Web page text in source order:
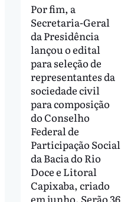
Por fim, a
Secretaria-Geral
da Presidência
lançou o edital
para seleção de
representantes da
sociedade civil
para composição
do Conselho
Federal de
Participação Social
da Bacia do Rio
Doce e Litoral
Capixaba, criado
em junho. Serão 36